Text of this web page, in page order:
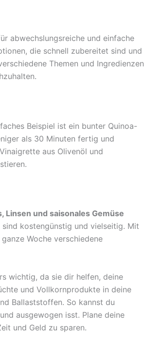
abwechslungsreiche und einfache
die schnell zubereitet sind und
Themen und Ingredienzen
Beispiel ist ein bunter Quinoa-
als 30 Minuten fertig und
aus Olivenöl und
Linsen und saisonales Gemüse
kostengünstig und vielseitig. Mit
Woche verschiedene
wichtig, da sie dir helfen, deine
und Vollkornprodukte in deine
Ballaststoffen. So kannst du
ausgewogen isst. Plane deine
und Geld zu sparen.